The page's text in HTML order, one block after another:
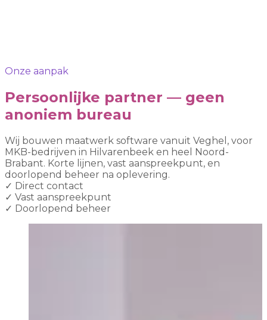
Onze aanpak
Persoonlijke partner — geen
anoniem bureau
Wij bouwen maatwerk software vanuit Veghel, voor
MKB-bedrijven in Hilvarenbeek en heel Noord-
Brabant. Korte lijnen, vast aanspreekpunt, en
doorlopend beheer na oplevering.
✓ Direct contact
✓ Vast aanspreekpunt
✓ Doorlopend beheer